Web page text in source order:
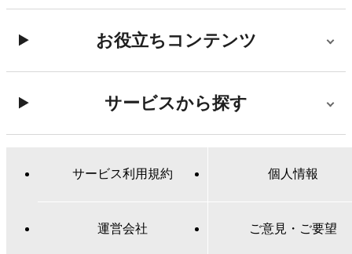
お役立ちコンテンツ
サービスから探す
サービス利用規約 個人情報
運営会社 ご意見・ご要望